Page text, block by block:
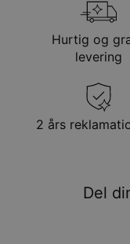
Stil/kollektion
Hypoallergenisk
forsendelsesmetode
Metode
Gratis levering
Hastelevering
Du vil ikke blive
Vær opmærksom
Hurtig og
levering
2 års
Del